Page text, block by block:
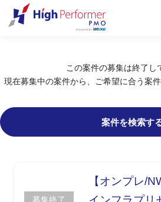
この案件の募集は終了し
現在募集中の案件から、ご希望に合う案
案件を検索す
募集終了
【オンプレ/